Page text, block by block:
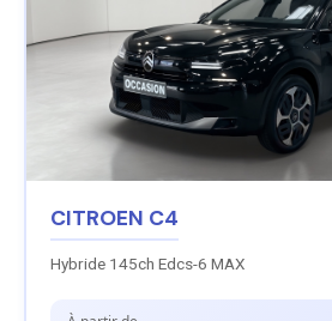
CITROEN C4
Hybride 145ch Edcs-6 MAX